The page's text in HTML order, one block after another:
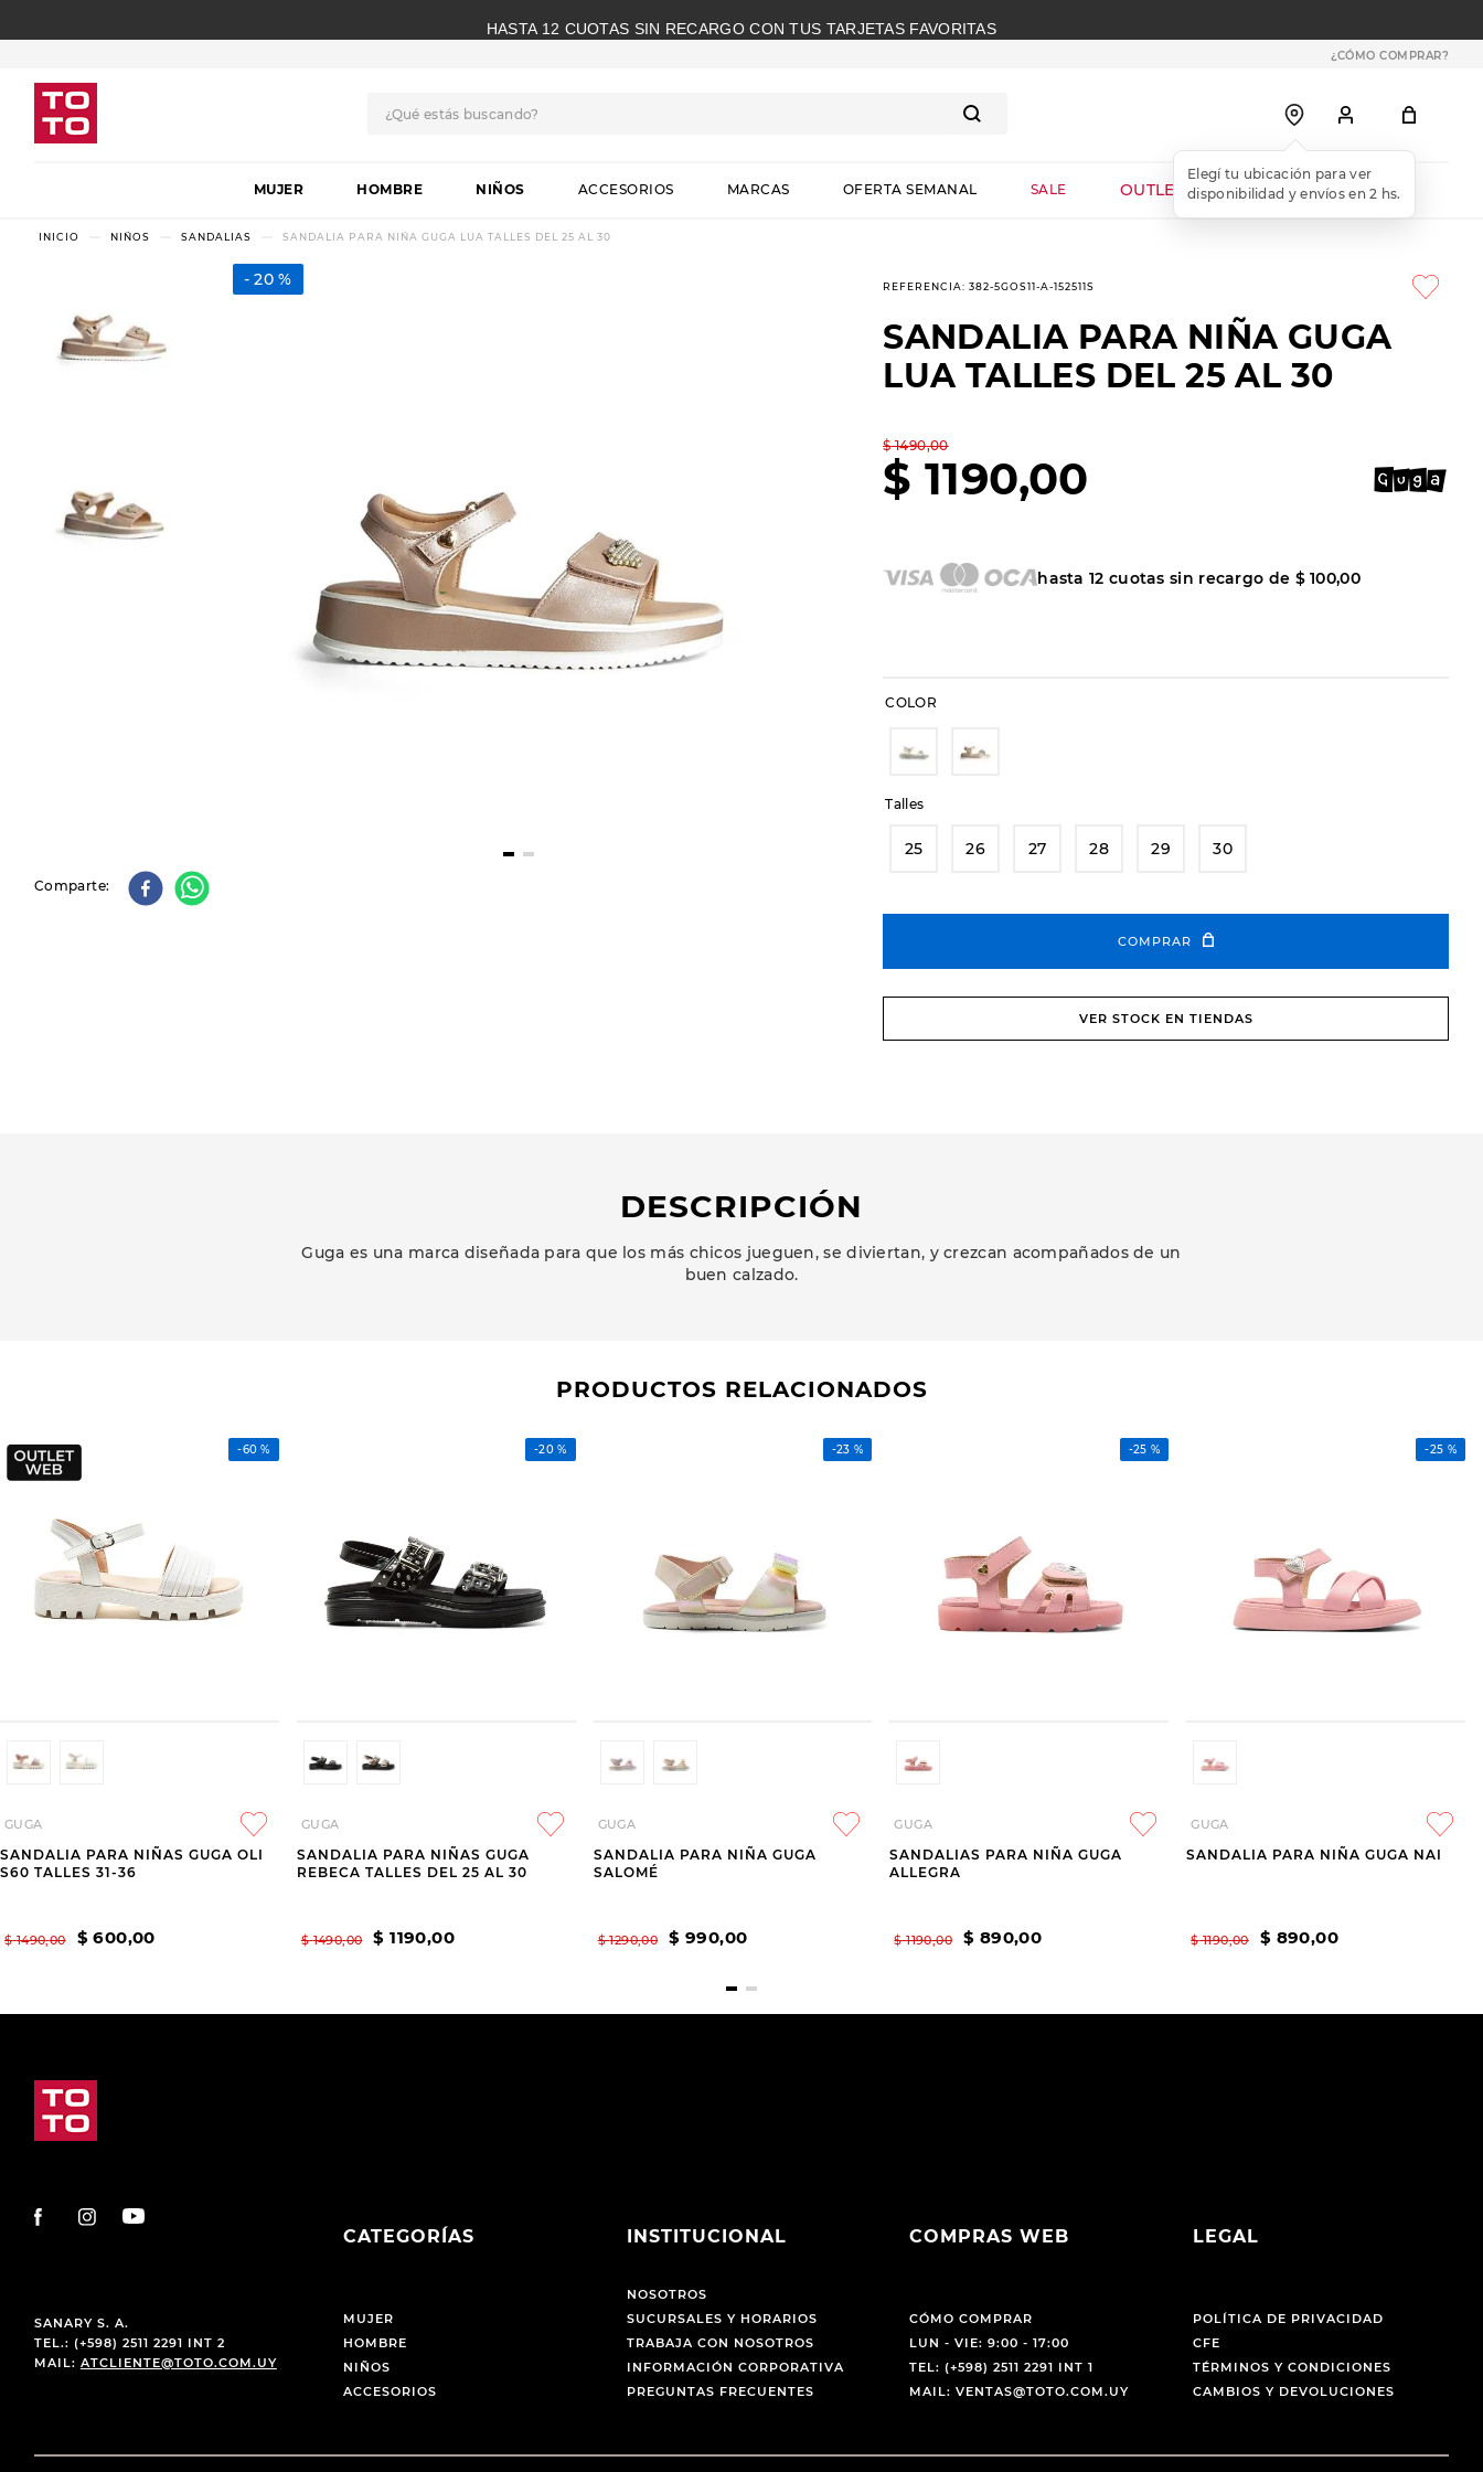
HASTA 12 CUOTAS SIN RECARGO CON TUS TARJETAS FAVORITAS
¿CÓMO COMPRAR?
MUJER HOMBRE NIÑOS ACCESORIOS MARCAS OFERTA SEMANAL SALE OUTLET WEB
NIÑOS SANDALIAS SANDALIA PARA NIÑA GUGA LUA TALLES DEL 25 AL 30
20 %
Comparte
REFERENCIA:382-5GOS11-A-152511S
SANDALIA PARA NIÑA GUGA
LUA TALLES DEL 25 AL 30
$ 1490,00
$ 1190,00
hasta12 cuotas sin recargo de $ 100,00
COLOR
Talles
25 26 27 28 29 30
COMPRAR
VER STOCK EN TIENDAS
DESCRIPCIÓN
Guga es una marca diseñada para que los más chicos jueguen, se diviertan, y crezcan acompañados de un
buen calzado.
PRODUCTOS RELACIONADOS
-60 %
GUGA
SANDALIA PARA NIÑAS GUGA OLI
S60 TALLES 31-36
$ 1490,00 $ 600,00
-20 %
GUGA
SANDALIA PARA NIÑAS GUGA
REBECA TALLES DEL 25 AL 30
$ 1490,00 $ 1190,00
-23 %
GUGA
SANDALIA PARA NIÑA GUGA
SALOMÉ
$ 1290,00 $ 990,00
-25 %
GUGA
SANDALIAS PARA NIÑA GUGA
ALLEGRA
$ 1190,00 $ 890,00
-25 %
GUGA
SANDALIA PARA NIÑA GUGA NAI
$ 1190,00 $ 890,00
SANARY S. A.
TEL.: (+598) 2511 2291 INT 2
MAIL: ATCLIENTE@TOTO.COM.UY
CATEGORÍAS
MUJER
HOMBRE
NIÑOS
ACCESORIOS
INSTITUCIONAL
NOSOTROS
SUCURSALES Y HORARIOS
TRABAJA CON NOSOTROS
INFORMACIÓN CORPORATIVA
PREGUNTAS FRECUENTES
COMPRAS WEB
CÓMO COMPRAR
LUN - VIE: 9:00 - 17:00
TEL: (+598) 2511 2291 INT 1
MAIL: VENTAS@TOTO.COM.UY
LEGAL
POLÍTICA DE PRIVACIDAD
CFE
TÉRMINOS Y CONDICIONES
CAMBIOS Y DEVOLUCIONES
1.
botas
2.
skechers
3.
slip-ins
botas dama